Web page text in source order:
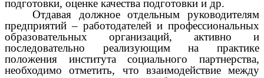
подготовки, оценке качества подготовки и др.
Отдавая должное отдельным руководителям
предприятий – работодателей и профессиональных
образовательных организаций, активно и
последовательно реализующим на практике
положения института социального партнерства,
необходимо отметить, что взаимодействие между